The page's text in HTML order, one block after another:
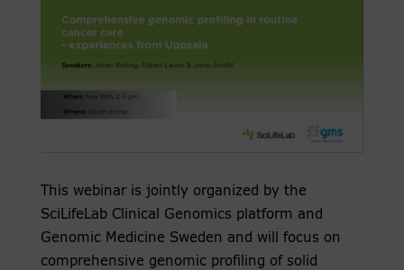
This webinar is jointly organized by the
SciLifeLab Clinical Genomics platform and
Genomic Medicine Sweden and will focus on
comprehensive genomic profiling of solid